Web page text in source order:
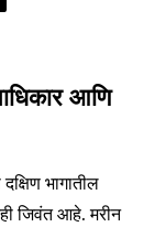
आणि
भागातील
जिवंत आहे. मरीन